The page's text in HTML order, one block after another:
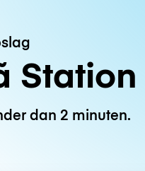
Station
dan 2 minuten.